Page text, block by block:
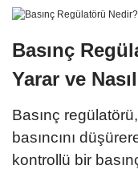
Basınç
Yarar ve
Basınç
basıncını
kontrollü bir